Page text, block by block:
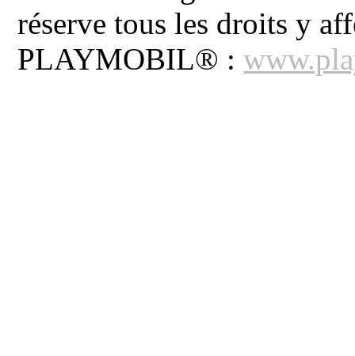
réserve tous les droits y
PLAYMOBIL® :